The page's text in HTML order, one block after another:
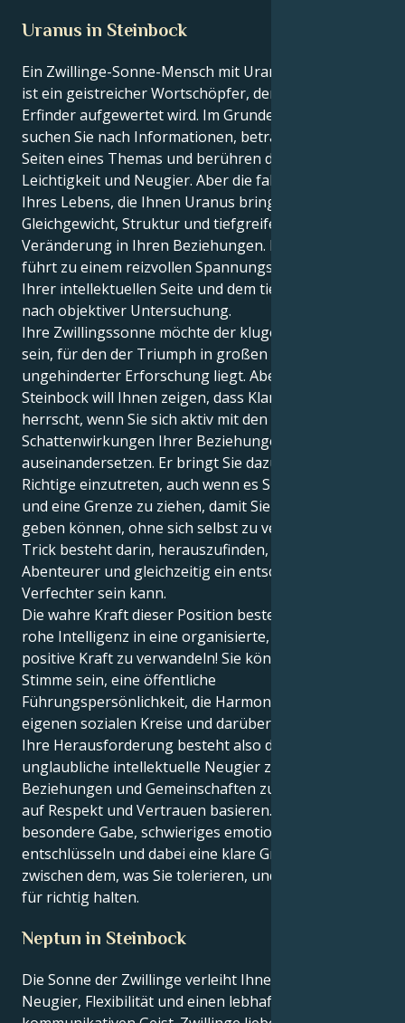
Uranus in Steinbock
Ein Zwillinge-Sonne-Mensch mit Uranus in Steinbock
ist ein geistreicher Wortschöpfer, der zum visionären
Erfinder aufgewertet wird. Im Grunde Ihres Herzens
suchen Sie nach Informationen, betrachten alle
Seiten eines Themas und berühren die Welt mit
Leichtigkeit und Neugier. Aber die fabelhafte Lektion
Ihres Lebens, die Ihnen Uranus bringt, ist
Gleichgewicht, Struktur und tiefgreifende
Veränderung in Ihren Beziehungen. Diese Paarung
führt zu einem reizvollen Spannungsfeld zwischen
Ihrer intellektuellen Seite und dem tiefen Wunsch
nach objektiver Untersuchung.
Ihre Zwillingssonne möchte der kluge Entdecker
sein, für den der Triumph in großen Ideen und
ungehinderter Erforschung liegt. Aber Ihr Uranus im
Steinbock will Ihnen zeigen, dass Klarheit nur dann
herrscht, wenn Sie sich aktiv mit den
Schattenwirkungen Ihrer Beziehungen
auseinandersetzen. Er bringt Sie dazu, für das
Richtige einzutreten, auch wenn es Sie verärgert,
und eine Grenze zu ziehen, damit Sie anderen etwas
geben können, ohne sich selbst zu verlieren. Der
Trick besteht darin, herauszufinden, wie man ein
Abenteurer und gleichzeitig ein entschlossener
Verfechter sein kann.
Die wahre Kraft dieser Position besteht darin, Ihre
rohe Intelligenz in eine organisierte, verkörperte
positive Kraft zu verwandeln! Sie können eine starke
Stimme sein, eine öffentliche
Führungspersönlichkeit, die Harmonie in Ihre
eigenen sozialen Kreise und darüber hinaus bringt.
Ihre Herausforderung besteht also darin, Ihre
unglaubliche intellektuelle Neugier zu nutzen, um
Beziehungen und Gemeinschaften zu schaffen, die
auf Respekt und Vertrauen basieren. Sie haben eine
besondere Gabe, schwieriges emotionales Terrain zu
entschlüsseln und dabei eine klare Grenze zu ziehen
zwischen dem, was Sie tolerieren, und dem, was Sie
für richtig halten.
Neptun in Steinbock
Die Sonne der Zwillinge verleiht Ihnen einen Sinn für
Neugier, Flexibilität und einen lebhaften,